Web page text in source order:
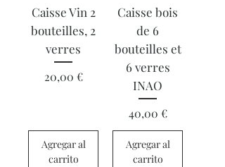
Caisse Vin 2
bouteilles, 2
verres
Precio
20,00 €
Agregar al
carrito
Caisse bois
de 6
bouteilles et
6 verres
INAO
Precio
40,00 €
Agregar al
carrito